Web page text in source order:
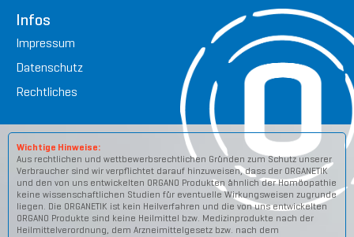
Infos
Impressum
Datenschutz
Rechtliches
Wichtige Hinweise:
Aus rechtlichen und wettbewerbsrechtlichen Gründen zum Schutz unserer
Verbraucher sind wir verpflichtet darauf hinzuweisen, dass der ORGANETIK
und den von uns entwickelten ORGANO Produkten ähnlich der Homöopathie
keine wissenschaftlichen Studien für eventuelle Wirkungsweisen zugrunde
liegen. Die ORGANETIK ist kein Heilverfahren und die von uns entwickelten
ORGANO Produkte sind keine Heilmittel bzw. Medizinprodukte nach der
Heilmittelverordnung, dem Arzneimittelgesetz bzw. nach dem